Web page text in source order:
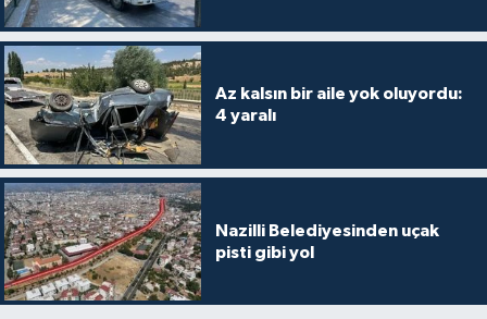
Az kalsın bir aile yok oluyordu:
4 yaralı
Nazilli Belediyesinden uçak
pisti gibi yol